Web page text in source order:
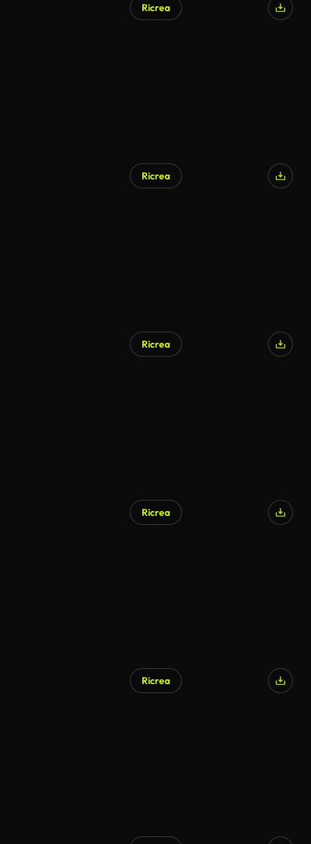
Ricrea
Ricrea
Ricrea
Ricrea
Ricrea